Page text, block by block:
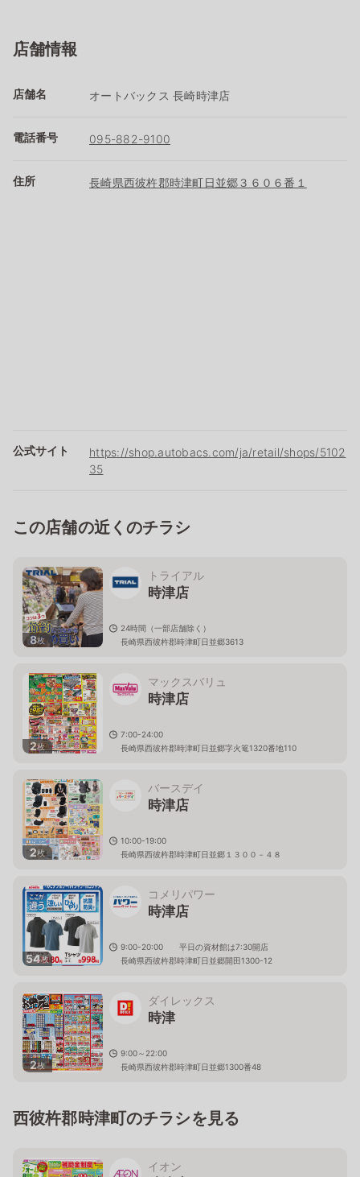
店舗情報
店舗名 オートバックス 長崎時津店
電話番号 095-882-9100
住所 長崎県西彼杵郡時津町日並郷３６０６番１
公式サイト
https://shop.autobacs.com/ja/retail/shops/5102
35
この店舗の近くのチラシ
8枚
トライアル
時津店
24時間（一部店舗除く）
長崎県西彼杵郡時津町日並郷3613
2枚
マックスバリュ
時津店
7:00-24:00
長崎県西彼杵郡時津町日並郷字火篭1320番地110
2枚
バースデイ
時津店
10:00-19:00
長崎県西彼杵郡時津町日並郷１３００－４８
54枚
コメリパワー
時津店
9:00-20:00 平日の資材館は7:30開店
長崎県西彼杵郡時津町日並郷開田1300-12
2枚
ダイレックス
時津
9:00～22:00
長崎県西彼杵郡時津町日並郷1300番48
西彼杵郡時津町のチラシを見る
イオン